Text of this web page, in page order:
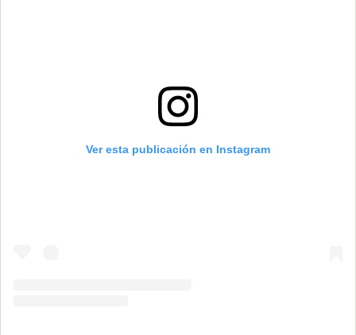
Ver esta publicación en Instagram